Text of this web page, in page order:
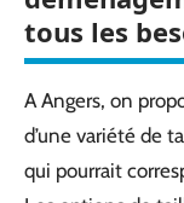
tous les
A Angers, on
d’une variété de
qui pourrait